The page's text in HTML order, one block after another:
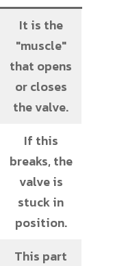
It is the
"muscle"
that opens
or closes
the valve.
If this
breaks, the
valve is
stuck in
position.
This part